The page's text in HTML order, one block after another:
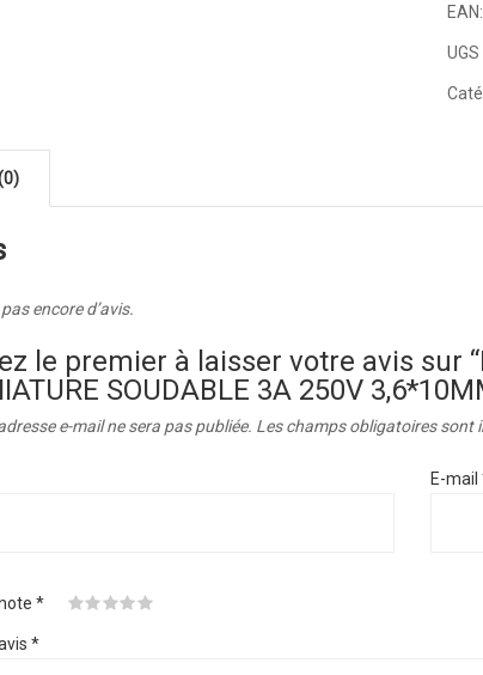
EAN:
UGS
pas encore d’avis.
le premier à laisser votre avis sur
SOUDABLE 3A 250V
e-mail ne sera pas publiée. Les champs obligatoires sont
E-mail
*
*